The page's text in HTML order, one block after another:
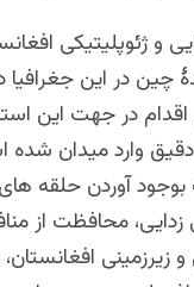
و ژئوپلیتیکی
چین در این
اقدام در جهت این
دقیق وارد میدان
آوردن حلقه
محافظت از
زیرزمینی افغانستان،